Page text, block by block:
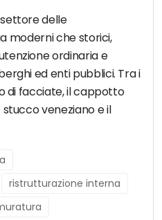
delle
moderni che storici,
ordinaria e
ed enti pubblici. Tra i
di facciate, il cappotto
veneziano e il
ristrutturazione interna